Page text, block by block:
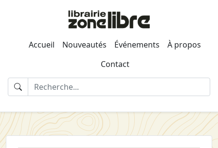
Accueil Nouveautés Événements
À propos
Contact